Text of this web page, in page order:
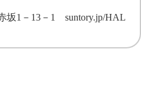
坂1－13－1 suntory.jp/HAL